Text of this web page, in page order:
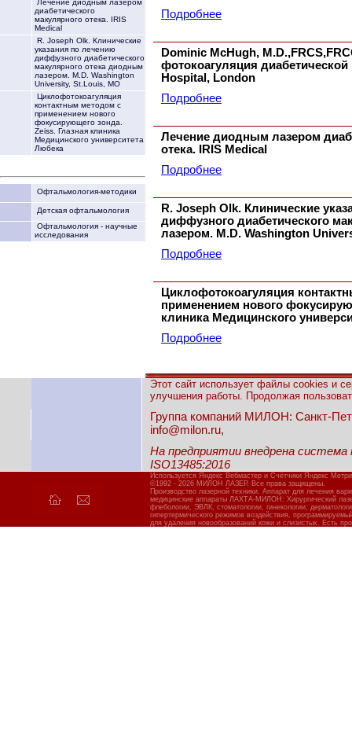
Лечение диодным лазером
диабетического
макулярного отека. IRIS
Medical
R. Joseph Olk. Клинические
указания по лечению
диффузного диабетического
макулярного отека диодным
лазером. M.D. Washington
University, St.Louis, MO
Циклофотокоагуляция
контактным методом с
применением нового
фокусирующего зонда.
Zeiss. Глазная клиника
Медицинского университета
Любека
Офтальмология-методики
Детская офтальмология
Офтальмология - научные
исследования
Подробнее
Dominic McHugh,
фотокоагуляция
Hospital, London
Подробнее
Лечение диодным лазером
отека. IRIS Medical
Подробнее
R. Joseph Olk. Клинические
диффузного диабетического
лазером. M.D. Washington
Подробнее
Циклофотокоагуляция
применением нового
клиника Медицинского
Подробнее
Этот сайт использует файлы cookies и
улучшения работы. Продолжая
Группа компаний МИЛОН: Санкт-
info@milon.ru,
На предприятии внедрена
ISO13485:2016
Используется Яндекс Вебмастер и Счётчики Яндекс
©1992 - 2026 МИЛОН ЛАЗЕР. Все права защищены.
Производство лазерной техники. Аппарат для лечения
медицинские аппараты ЛАХТА-МИЛОН: Хирургический
флебологии, ЭВЛК, стоматологии, гинекологии,
гипертермического режимов воздействия,
для удаления новообразований кожи и слизистых. Есть